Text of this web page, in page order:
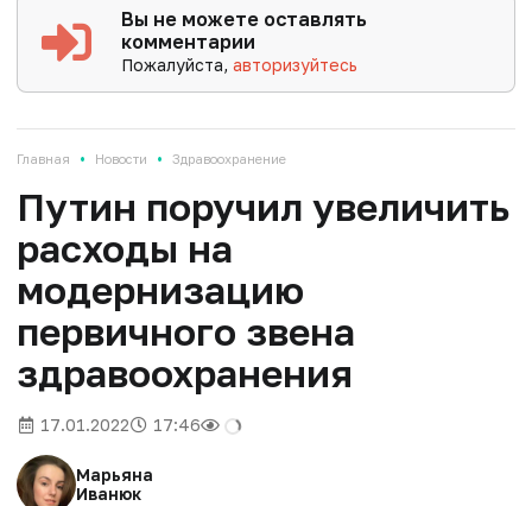
Вы не можете оставлять
комментарии
Пожалуйста,авторизуйтесь
Главная • Новости • Здравоохранение
Путин поручил увеличить
расходы на
модернизацию
первичного звена
здравоохранения
17.01.2022 17:46
Марьяна
Иванюк